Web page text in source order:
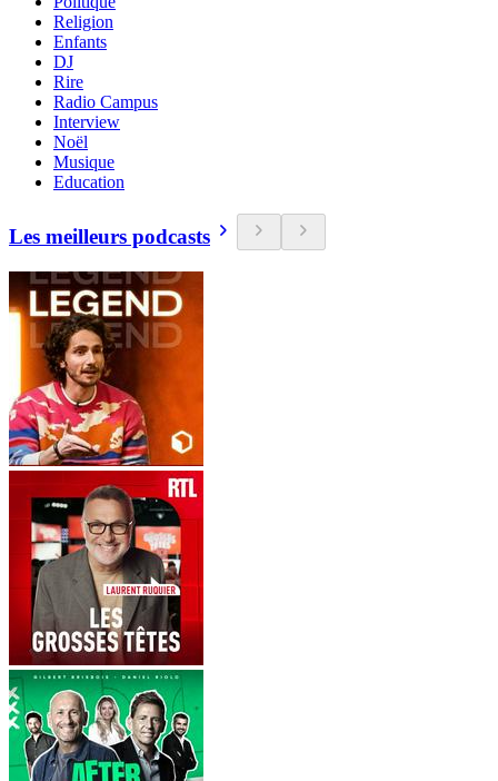
Religion
Enfants
DJ
Rire
Radio Campus
Interview
Noël
Musique
Education
Les meilleurs podcasts